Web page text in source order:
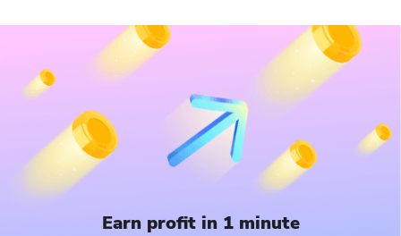
Earn profit in 1 minute